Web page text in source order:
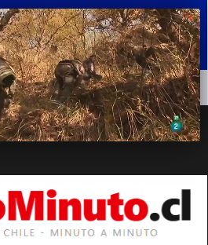
NOTICIERO POLÍTICA